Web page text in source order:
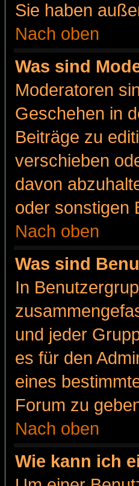
Sie haben
Nach oben
Was sind
Moderatoren
Geschehen in
Beiträge zu
verschieben
davon
oder sonstigen
Nach oben
Was sind
In
und jeder
es für den
eines
Forum zu
Nach oben
Wie kann ich